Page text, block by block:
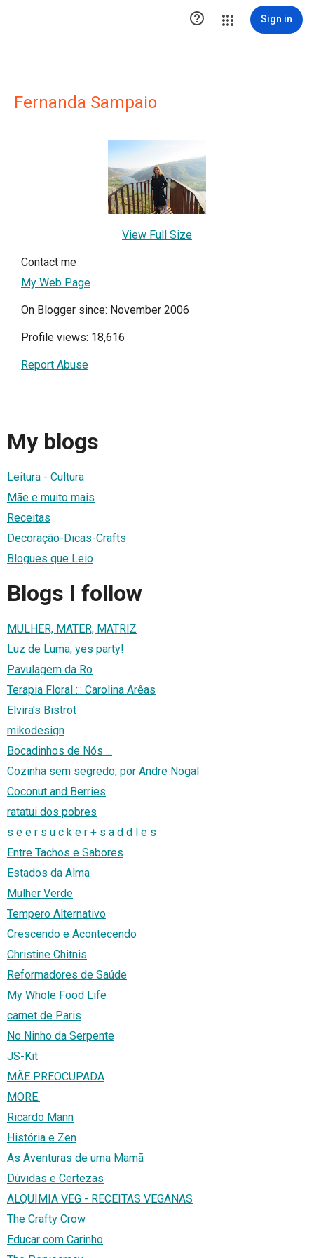
 Sign in
Fernanda Sampaio
View Full Size
Contact me
My Web Page
On Blogger since: November 2006
Profile views: 18,616
Report Abuse
My blogs
Leitura - Cultura
Mãe e muito mais
Receitas
Decoração-Dicas-Crafts
Blogues que Leio
Blogs I follow
MULHER, MATER, MATRIZ
Luz de Luma, yes party!
Pavulagem da Ro
Terapia Floral ::: Carolina Arêas
Elvira's Bistrot
mikodesign
Bocadinhos de Nós ...
Cozinha sem segredo, por Andre Nogal
Coconut and Berries
ratatui dos pobres
s e e r s u c k e r + s a d d l e s
Entre Tachos e Sabores
Estados da Alma
Mulher Verde
Tempero Alternativo
Crescendo e Acontecendo
Christine Chitnis
Reformadores de Saúde
My Whole Food Life
carnet de Paris
No Ninho da Serpente
JS-Kit
MÃE PREOCUPADA
MORE.
Ricardo Mann
História e Zen
As Aventuras de uma Mamã
Dúvidas e Certezas
ALQUIMIA VEG - RECEITAS VEGANAS
The Crafty Crow
Educar com Carinho